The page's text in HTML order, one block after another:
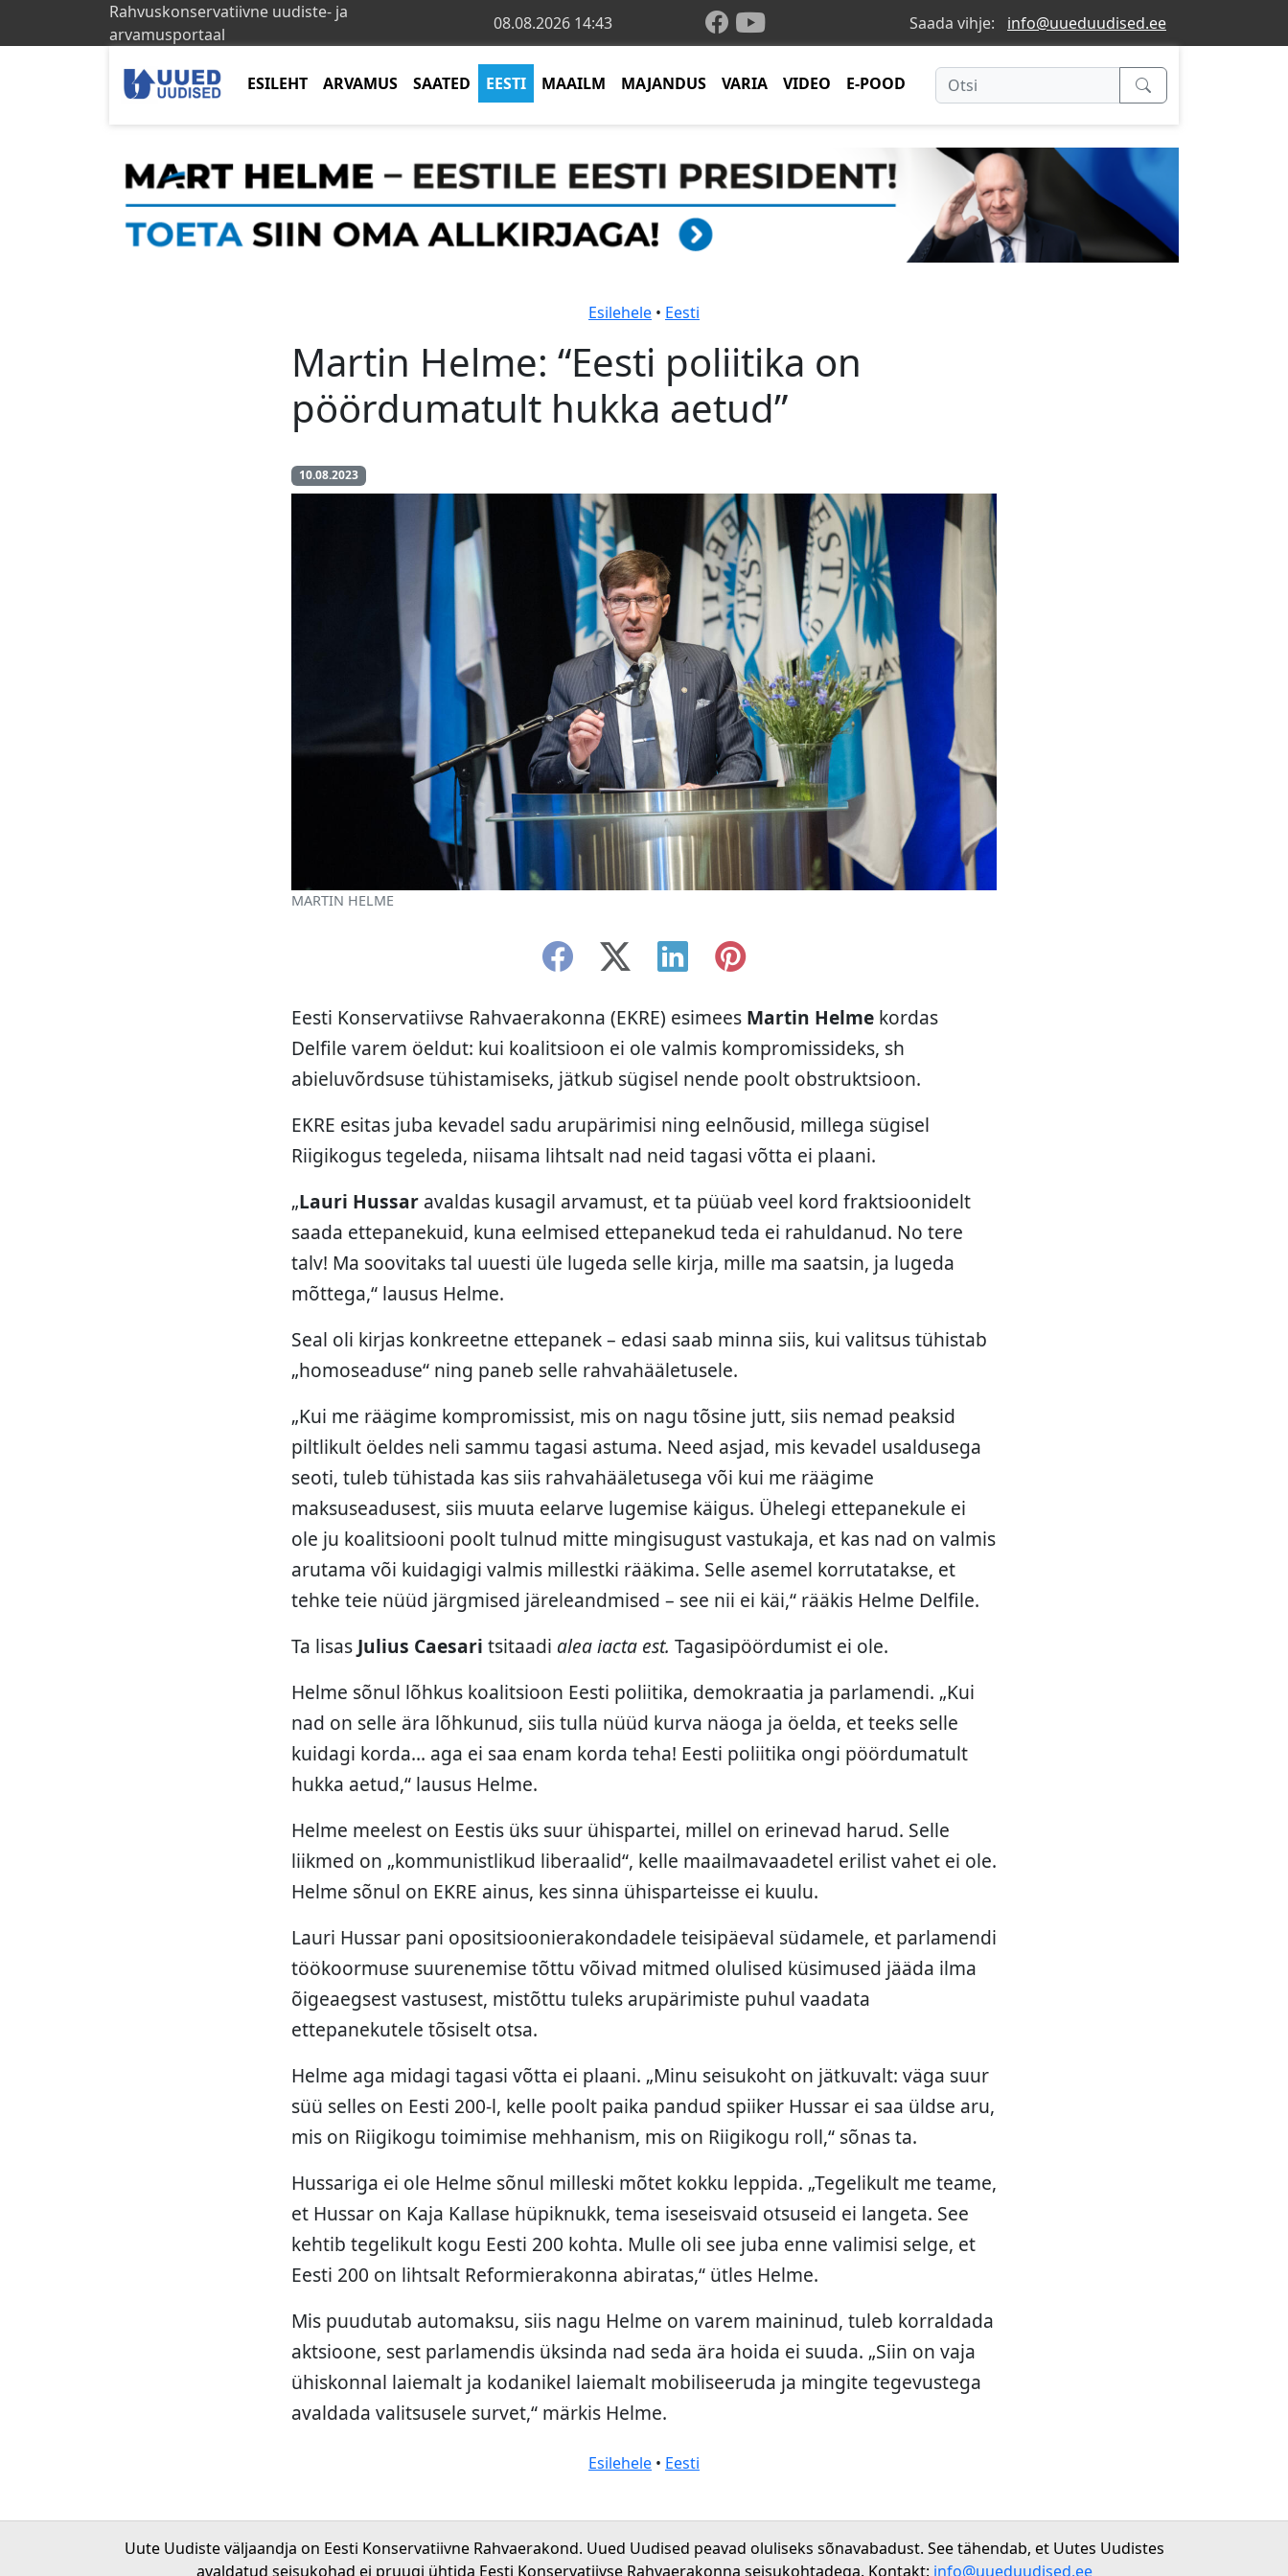
Rahvuskonservatiivne uudiste- ja
arvamusportaal
08.08.2026 14:43 Saada vihje: info@uueduudised.ee
ESILEHT ARVAMUS SAATED EESTI MAAILM MAJANDUS VARIA VIDEO E-POOD
Esilehele • Eesti
Martin Helme: “Eesti poliitika on
pöördumatult hukka aetud”
10.08.2023
MARTIN HELME
Eesti Konservatiivse Rahvaerakonna (EKRE) esimees Martin Helme kordas
Delfile varem öeldut: kui koalitsioon ei ole valmis kompromissideks, sh
abieluvõrdsuse tühistamiseks, jätkub sügisel nende poolt obstruktsioon.
EKRE esitas juba kevadel sadu arupärimisi ning eelnõusid, millega sügisel
Riigikogus tegeleda, niisama lihtsalt nad neid tagasi võtta ei plaani.
„Lauri Hussar avaldas kusagil arvamust, et ta püüab veel kord fraktsioonidelt
saada ettepanekuid, kuna eelmised ettepanekud teda ei rahuldanud. No tere
talv! Ma soovitaks tal uuesti üle lugeda selle kirja, mille ma saatsin, ja lugeda
mõttega,“ lausus Helme.
Seal oli kirjas konkreetne ettepanek – edasi saab minna siis, kui valitsus tühistab
„homoseaduse“ ning paneb selle rahvahääletusele.
„Kui me räägime kompromissist, mis on nagu tõsine jutt, siis nemad peaksid
piltlikult öeldes neli sammu tagasi astuma. Need asjad, mis kevadel usaldusega
seoti, tuleb tühistada kas siis rahvahääletusega või kui me räägime
maksuseadusest, siis muuta eelarve lugemise käigus. Ühelegi ettepanekule ei
ole ju koalitsiooni poolt tulnud mitte mingisugust vastukaja, et kas nad on valmis
arutama või kuidagigi valmis millestki rääkima. Selle asemel korrutatakse, et
tehke teie nüüd järgmised järeleandmised – see nii ei käi,“ rääkis Helme Delfile.
Ta lisas Julius Caesari tsitaadi alea iacta est. Tagasipöördumist ei ole.
Helme sõnul lõhkus koalitsioon Eesti poliitika, demokraatia ja parlamendi. „Kui
nad on selle ära lõhkunud, siis tulla nüüd kurva näoga ja öelda, et teeks selle
kuidagi korda… aga ei saa enam korda teha! Eesti poliitika ongi pöördumatult
hukka aetud,“ lausus Helme.
Helme meelest on Eestis üks suur ühispartei, millel on erinevad harud. Selle
liikmed on „kommunistlikud liberaalid“, kelle maailmavaadetel erilist vahet ei ole.
Helme sõnul on EKRE ainus, kes sinna ühisparteisse ei kuulu.
Lauri Hussar pani opositsioonierakondadele teisipäeval südamele, et parlamendi
töökoormuse suurenemise tõttu võivad mitmed olulised küsimused jääda ilma
õigeaegsest vastusest, mistõttu tuleks arupärimiste puhul vaadata
ettepanekutele tõsiselt otsa.
Helme aga midagi tagasi võtta ei plaani. „Minu seisukoht on jätkuvalt: väga suur
süü selles on Eesti 200-l, kelle poolt paika pandud spiiker Hussar ei saa üldse aru,
mis on Riigikogu toimimise mehhanism, mis on Riigikogu roll,“ sõnas ta.
Hussariga ei ole Helme sõnul milleski mõtet kokku leppida. „Tegelikult me teame,
et Hussar on Kaja Kallase hüpiknukk, tema iseseisvaid otsuseid ei langeta. See
kehtib tegelikult kogu Eesti 200 kohta. Mulle oli see juba enne valimisi selge, et
Eesti 200 on lihtsalt Reformierakonna abiratas,“ ütles Helme.
Mis puudutab automaksu, siis nagu Helme on varem maininud, tuleb korraldada
aktsioone, sest parlamendis üksinda nad seda ära hoida ei suuda. „Siin on vaja
ühiskonnal laiemalt ja kodanikel laiemalt mobiliseeruda ja mingite tegevustega
avaldada valitsusele survet,“ märkis Helme.
Esilehele • Eesti
Uute Uudiste väljaandja on Eesti Konservatiivne Rahvaerakond. Uued Uudised peavad oluliseks sõnavabadust. See tähendab, et Uutes Uudistes
avaldatud seisukohad ei pruugi ühtida Eesti Konservatiivse Rahvaerakonna seisukohtadega. Kontakt: info@uueduudised.ee